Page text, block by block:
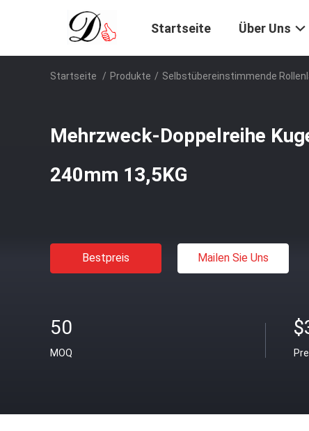
Startseite Über Uns
Startseite / Produkte / Selbstübereinstimmende
Mehrzweck-Doppelreihe
240mm 13,5KG
Bestpreis Mailen Sie Uns
50
MOQ